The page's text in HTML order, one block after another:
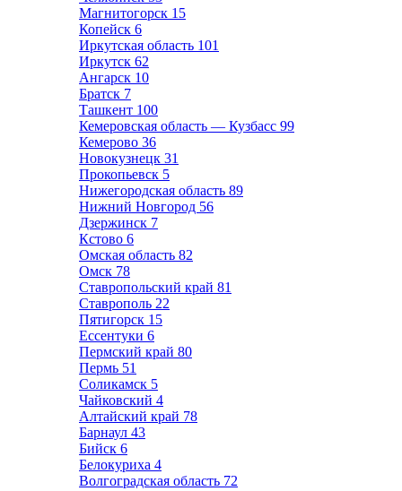
Магнитогорск 15
Копейск 6
Иркутская область 101
Иркутск 62
Ангарск 10
Братск 7
Ташкент 100
Кемеровская область — Кузбасс 99
Кемерово 36
Новокузнецк 31
Прокопьевск 5
Нижегородская область 89
Нижний Новгород 56
Дзержинск 7
Кстово 6
Омская область 82
Омск 78
Ставропольский край 81
Ставрополь 22
Пятигорск 15
Ессентуки 6
Пермский край 80
Пермь 51
Соликамск 5
Чайковский 4
Алтайский край 78
Барнаул 43
Бийск 6
Белокуриха 4
Волгоградская область 72